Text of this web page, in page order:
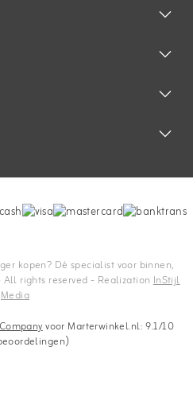
kopen? Dé specialist voor binnen,
rights reserved - Realization InStijl
Media
voor Marterwinkel.nl: 9.1/10